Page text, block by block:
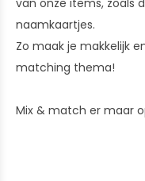
van onze items, zoals
naamkaartjes.
Zo maak je makkelijk
matching thema!
Mix & match er maar